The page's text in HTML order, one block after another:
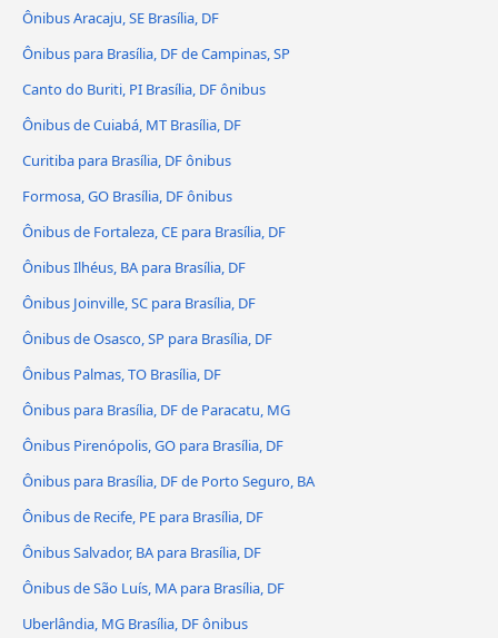
Ônibus Aracaju, SE Brasília, DF
Ônibus para Brasília, DF de Campinas, SP
Canto do Buriti, PI Brasília, DF ônibus
Ônibus de Cuiabá, MT Brasília, DF
Curitiba para Brasília, DF ônibus
Formosa, GO Brasília, DF ônibus
Ônibus de Fortaleza, CE para Brasília, DF
Ônibus Ilhéus, BA para Brasília, DF
Ônibus Joinville, SC para Brasília, DF
Ônibus de Osasco, SP para Brasília, DF
Ônibus Palmas, TO Brasília, DF
Ônibus para Brasília, DF de Paracatu, MG
Ônibus Pirenópolis, GO para Brasília, DF
Ônibus para Brasília, DF de Porto Seguro, BA
Ônibus de Recife, PE para Brasília, DF
Ônibus Salvador, BA para Brasília, DF
Ônibus de São Luís, MA para Brasília, DF
Uberlândia, MG Brasília, DF ônibus